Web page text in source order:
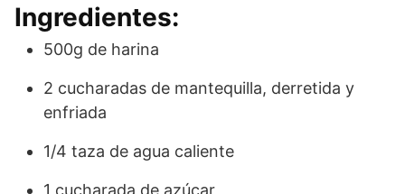
Ingredientes:
500g de harina
2 cucharadas de mantequilla, derretida y
enfriada
1/4 taza de agua caliente
1 cucharada de azúcar